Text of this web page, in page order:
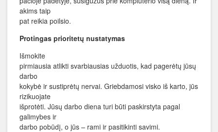
akims taip
pat reikia poilsio.
Protingas prioritetų nustatymas
Išmokite
pirmiausia atlikti svarbiausias užduotis, kad pagerėtų jūsų
darbo
kokybė ir sustiprėtų nervai. Griebdamosi visko iš karto, jūs
rizikuojate
išprotėti. Jūsų darbo diena turi būti paskirstyta pagal
galimybes ir
darbo pobūdį, o jūs – rami ir pasitikinti savimi.